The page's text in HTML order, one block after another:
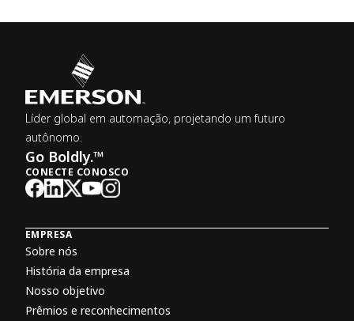
Líder global em automação, projetando um futuro
autônomo.
Go Boldly.™
CONECTE CONOSCO
EMPRESA
Sobre nós
História da empresa
Nosso objetivo
Prêmios e reconhecimentos